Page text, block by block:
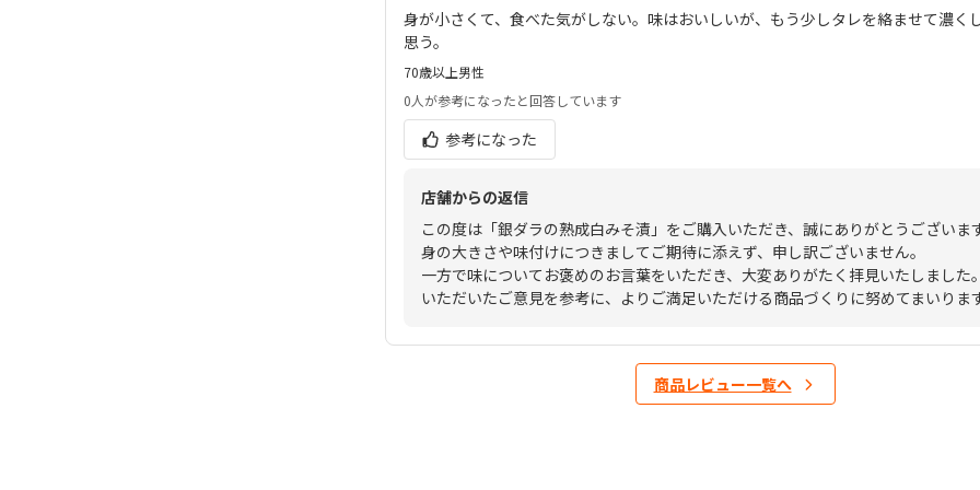
身が小さくて、食べた気がしない。味はおいしいが、もう少しタレを絡ませて濃く
思う。
70歳以上男性
0人が参考になったと回答しています
参考になった
店舗からの返信
この度は「銀ダラの熟成白みそ漬」をご購入いただき、誠にありがとうございます
身の大きさや味付けにつきましてご期待に添えず、申し訳ございません。
一方で味についてお褒めのお言葉をいただき、大変ありがたく拝見いたしました。
いただいたご意見を参考に、よりご満足いただける商品づくりに努めてまいります
商品レビュー一覧へ